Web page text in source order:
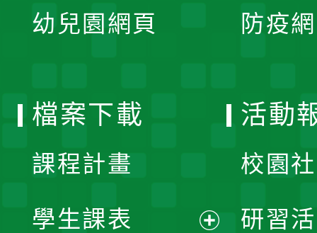
幼兒園網頁 防疫
檔案下載
課程計畫
學生課表
活動
校園
研習